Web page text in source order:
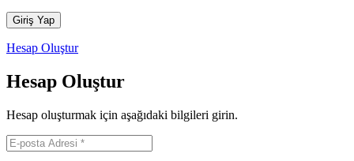
Giriş Yap
Hesap Oluştur
Hesap Oluştur
Hesap oluşturmak için aşağıdaki bilgileri girin.